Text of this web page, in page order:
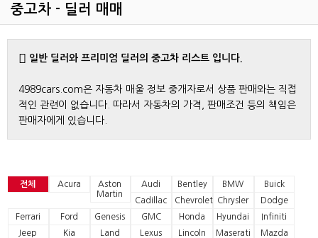
중고차 - 딜러 매매
일반 딜러와 프리미엄 딜러의 중고차 리스트 입니다.
4989cars.com은 자동차 매울 정보 중개자로서 상품 판매와는 직접
적인 관련이 없습니다. 따라서 자동차의 가격, 판매조건 등의 책임은
판매자에게 있습니다.
전체 Acura
Aston
Martin
Audi Bentley BMW
Buick
Cadillac
Chevrolet Chrysler
Dodge
Ferrari
Ford Genesis GMC Honda Hyundai
Infiniti
Jeep
Kia
Land
Lexus Lincoln Maserati
Mazda